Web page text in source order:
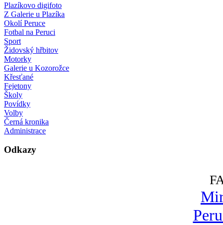
Plazíkovo digifoto
Z Galerie u Plazíka
Okolí Peruce
Fotbal na Peruci
Sport
Židovský hřbitov
Motorky
Galerie u Kozorožce
Křesťané
Fejetony
Školy
Povídky
Volby
Černá kronika
Administrace
Odkazy